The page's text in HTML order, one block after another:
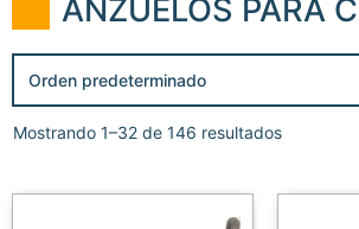
ANZUELOS PARA
Mostrando 1–32 de 146 resultados